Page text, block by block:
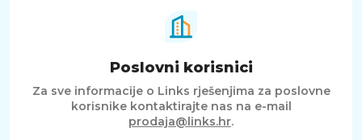
Poslovni korisnici
Za sve informacije o Links rješenjima za poslovne
korisnike kontaktirajte nas na e-mail
prodaja@links.hr.